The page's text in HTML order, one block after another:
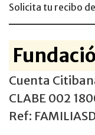
Solicita tu recibo
Cuenta
CLABE 002
Ref: